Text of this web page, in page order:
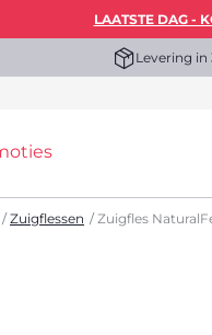
LAATSTE DAG -
Levering in
Zuigflessen Zuigfles